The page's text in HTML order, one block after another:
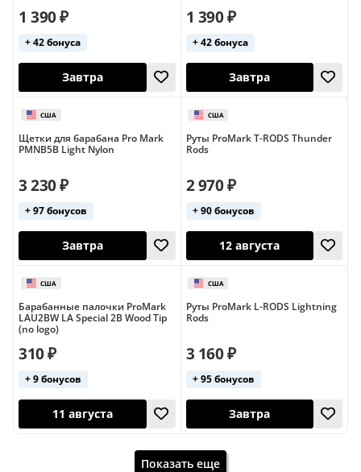
28 сентября
28 сентября
1 390 ₽
+ 42 бонуса
Завтра
1 390 ₽
+ 42 бонуса
Завтра
Щетки для барабана Pro Mark
PMNB5B Light Nylon
3 230 ₽
+ 97 бонусов
Руты ProMark T-RODS Thunder
Rods
2 970 ₽
+ 90 бонусов
Барабанные палочки ProMark
LAU2BW LA Special 2B Wood Tip
(no logo)
310 ₽
+ 9 бонусов
Руты ProMark L-RODS Lightning
Rods
3 160 ₽
+ 95 бонусов
Показать еще